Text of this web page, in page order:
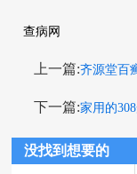
查病网
上一篇:齐源堂百
下一篇:家用的
没找到想要的